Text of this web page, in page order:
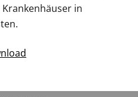
in